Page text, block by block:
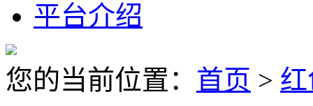
平台介绍
您的当前位置： 首页 >